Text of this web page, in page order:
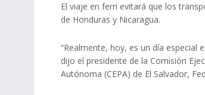
El viaje en ferri evitará que los
de Honduras y Nicaragua.
“Realmente, hoy, es un día especial
dijo el presidente de la Comisión
Autónoma (CEPA) de El Salvador,